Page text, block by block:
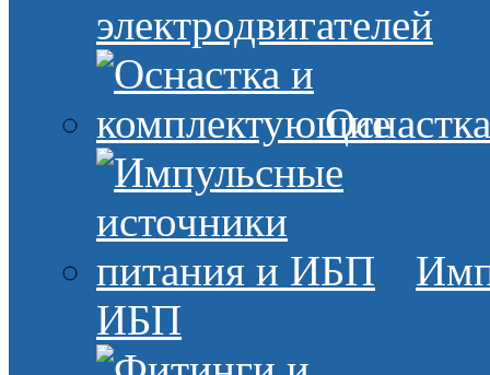
электродвигателей
ИБП